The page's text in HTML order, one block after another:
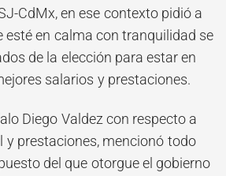
CdMx, en ese contexto pidió a
esté en calma con tranquilidad se
de la elección para estar en
salarios y prestaciones.
Diego Valdez con respecto a
y prestaciones, mencionó todo
del que otorgue el gobierno